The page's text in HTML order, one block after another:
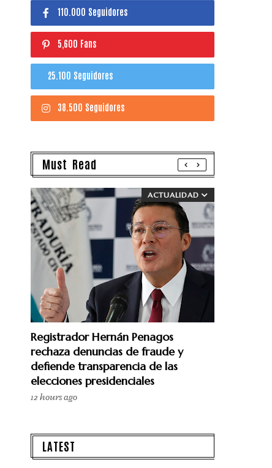
110.000 Seguidores
5,600 Fans
25.100 Seguidores
38.500 Seguidores
Must Read
ACTUALIDAD
Registrador Hernán Penagos
rechaza denuncias de fraude y
defiende transparencia de las
elecciones presidenciales
12 hours ago
LATEST